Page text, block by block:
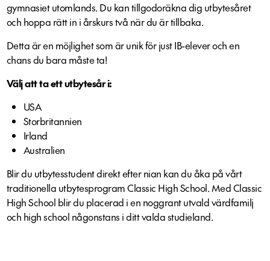
gymnasiet utomlands. Du kan tillgodoräkna dig utbytesåret
och hoppa rätt in i årskurs två när du är tillbaka.
Detta är en möjlighet som är unik för just IB-elever och en
chans du bara måste ta!
Välj att ta ett utbytesår i:
USA
Storbritannien
Irland
Australien
Blir du utbytesstudent direkt efter nian kan du åka på vårt
traditionella utbytesprogram Classic High School. Med Classic
High School blir du placerad i en noggrant utvald värdfamilj
och high school någonstans i ditt valda studieland.